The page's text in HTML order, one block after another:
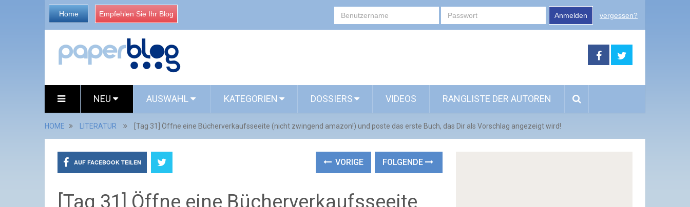
Home Empfehlen Sie Ihr Blog Anmelden vergessen?
NEU AUSWAHL KATEGORIEN DOSSIERS VIDEOS RANGLISTE DER AUTOREN
HOME LITERATUR [Tag 31] Öffne eine Bücherverkaufsseeite (nicht zwingend amazon!) und poste das erste Buch, das Dir als Vorschlag angezeigt wird!
AUF FACEBOOK TEILEN VORIGE FOLGENDE
[Tag 31] Öffne eine Bücherverkaufsseeite